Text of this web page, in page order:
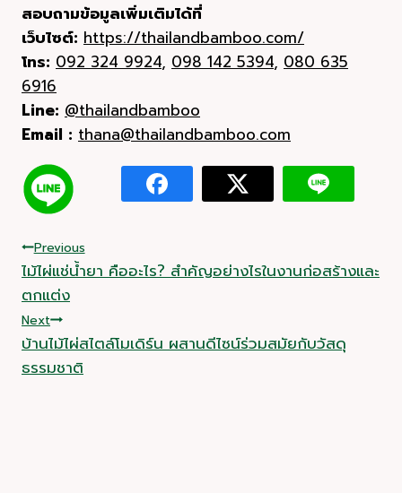
สอบถามข้อมูลเพิ่มเติมได้ที่
เว็บไซต์: https://thailandbamboo.com/
โทร: 092 324 9924, 098 142 5394, 080 635
6916
Line: @thailandbamboo
Email : thana@thailandbamboo.com
Post
navigation
Previous
ไม้ไผ่แช่น้ำยา คืออะไร? สำคัญอย่างไรในงานก่อสร้างและ
ตกแต่ง
Next
บ้านไม้ไผ่สไตล์โมเดิร์น ผสานดีไซน์ร่วมสมัยกับวัสดุ
ธรรมชาติ